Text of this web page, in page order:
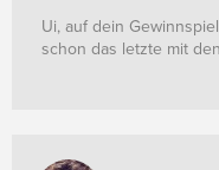
Ui, auf dein
schon das letzte mit